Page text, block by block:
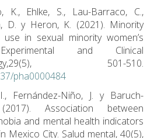
K., Ehlke, S., Lau-Barraco, C.,
D. y Heron, K. (2021). Minority
in sexual minority women’s
and Clinical
501-510.
pha0000484
Fernández-Niño, J. y Baruch-
Association between
and mental health indicators
Mexico City. Salud mental, 40(5),